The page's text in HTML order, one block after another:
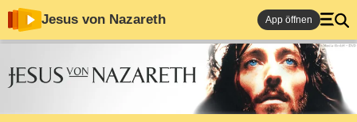
Jesus von Nazareth App öffnen